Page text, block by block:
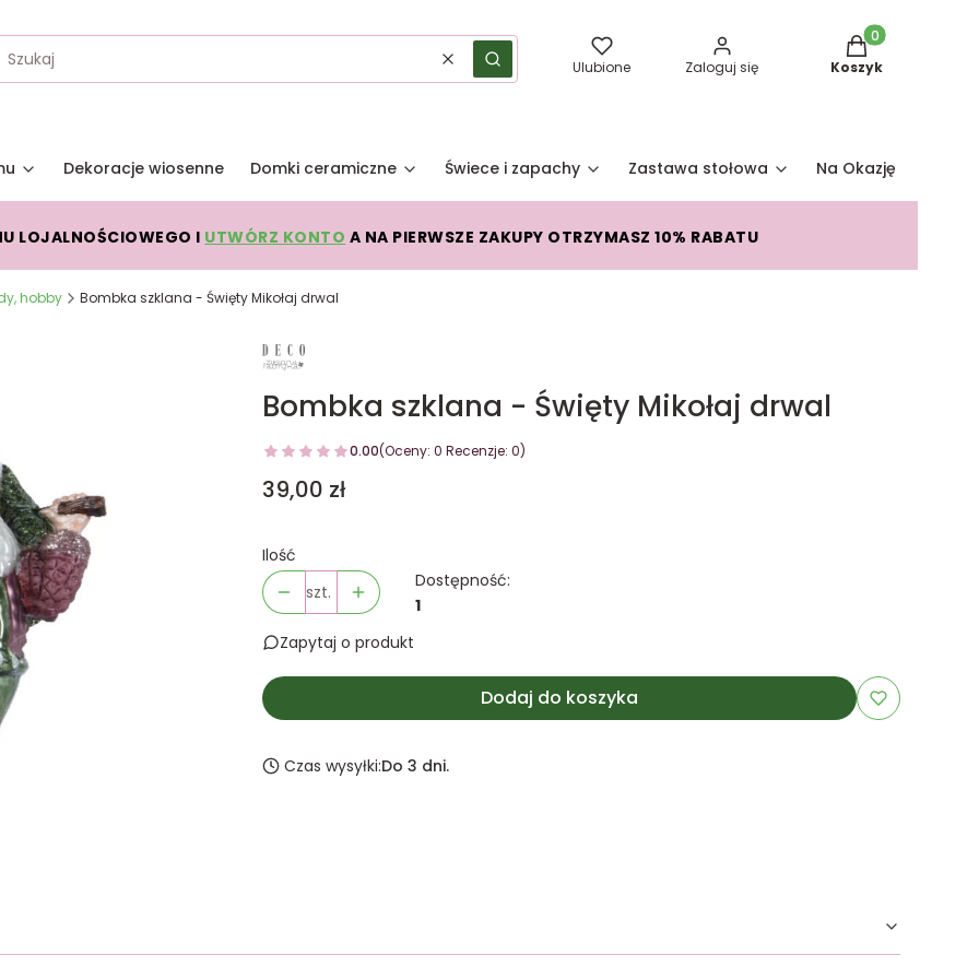
WyczyśćSzukaj Ulubione Zaloguj się
Produkty w
Koszyk
Dekoracje wiosenne Domki ceramiczne Świece i zapachy Zastawa stołowa Na Okazję
LOJALNOŚCIOWEGO I UTWÓRZ KONTO A NA PIERWSZE ZAKUPY OTRZYMASZ 10% RABATU
hobby Bombka szklana - Święty Mikołaj drwal
Bombka szklana - Święty Mikołaj drwal
0.00(Oceny: 0 Recenzje: 0)
Cena
39,00 zł
Ilość
szt.
Dostępność:
1
Zapytaj o produkt
Dodaj do koszyka
Czas wysyłki:Do 3 dni.